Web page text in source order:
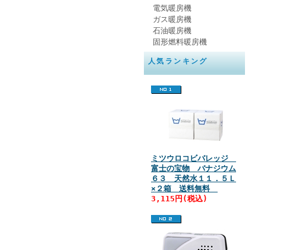
電気暖房機
ガス暖房機
石油暖房機
固形燃料暖房機
人気ランキング
ミツウロコビバレッジ
富士の宝物 バナジウム
６３ 天然水１１．５Ｌ
×２箱 送料無料
3,115円(税込)